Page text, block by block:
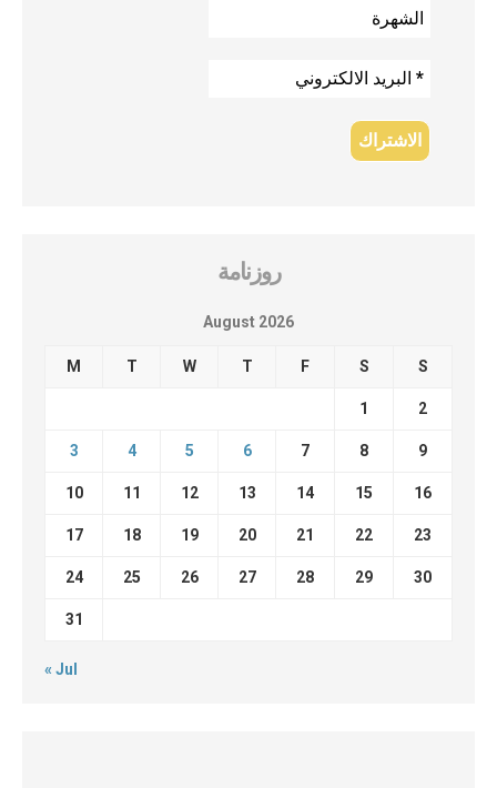
روزنامة
August 2026
M T W T F S S
1 2
3 4 5 6 7 8 9
10 11 12 13 14 15 16
17 18 19 20 21 22 23
24 25 26 27 28 29 30
31
« Jul